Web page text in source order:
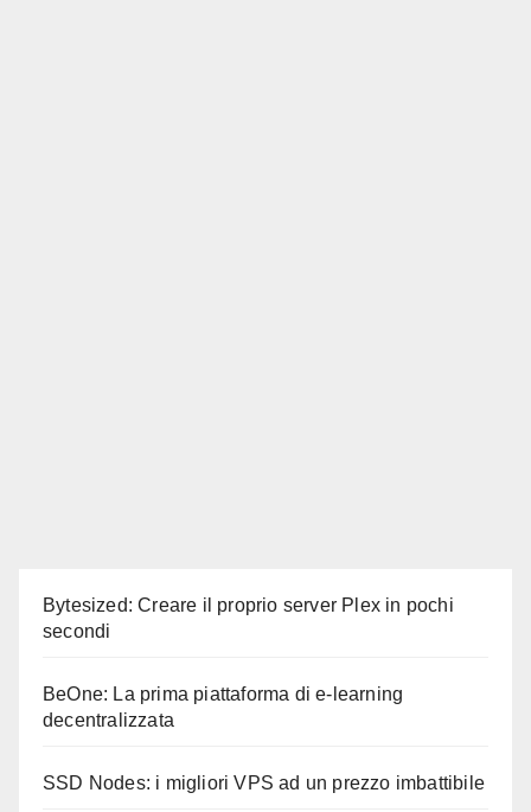
Bytesized: Creare il proprio server Plex in pochi
secondi
BeOne: La prima piattaforma di e-learning
decentralizzata
SSD Nodes: i migliori VPS ad un prezzo imbattibile